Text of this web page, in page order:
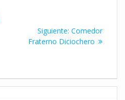
Siguiente: Siguiente
entrada:
Comedor
Fraterno Diciochero